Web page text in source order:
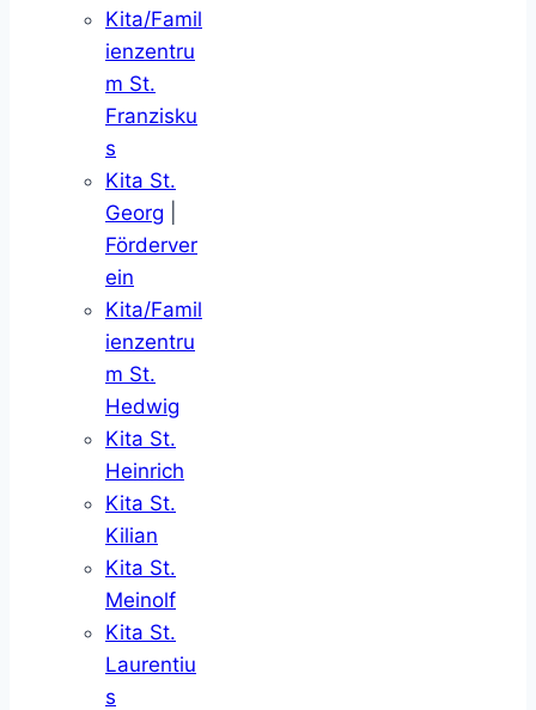
Kita/Famil
ienzentru
m St.
Franzisku
s
Kita St.
Georg
Förderver
ein
Kita/Famil
ienzentru
m St.
Hedwig
Kita St.
Heinrich
Kita St.
Kilian
Kita St.
Meinolf
Kita St.
Laurentiu
s